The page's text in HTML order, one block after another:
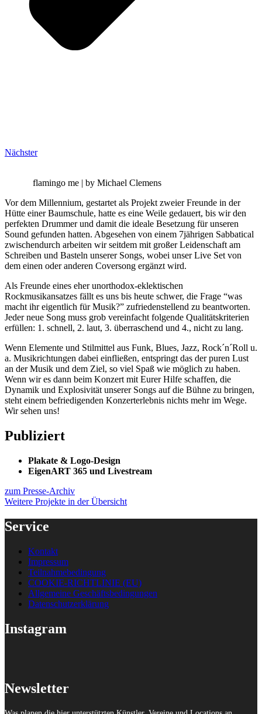
Nächster
flamingo me | by Michael Clemens
Vor dem Millennium, gestartet als Projekt zweier Freunde in der
Hütte einer Baumschule, hatte es eine Weile gedauert, bis wir den
perfekten Drummer und damit die ideale Besetzung für unseren
Sound gefunden hatten. Abgesehen von einem 7jährigen Sabbatical
zwischendurch arbeiten wir seitdem mit großer Leidenschaft am
Schreiben und Basteln unserer Songs, wobei unser Live Set von
dem einen oder anderen Coversong ergänzt wird.
Als Freunde eines eher unorthodox-eklektischen
Rockmusikansatzes fällt es uns bis heute schwer, die Frage “was
macht ihr eigentlich für Musik?” zufriedenstellend zu beantworten.
Jeder neue Song muss grob vereinfacht folgende Qualitätskriterien
erfüllen: 1. schnell, 2. laut, 3. überraschend und 4., nicht zu lang.
Wenn Elemente und Stilmittel aus Funk, Blues, Jazz, Rock´n´Roll u.
a. Musikrichtungen dabei einfließen, entspringt das der puren Lust
an der Musik und dem Ziel, so viel Spaß wie möglich zu haben.
Wenn wir es dann beim Konzert mit Eurer Hilfe schaffen, die
Dynamik und Explosivität unserer Songs auf die Bühne zu bringen,
steht einem befriedigenden Konzerterlebnis nichts mehr im Wege.
Wir sehen uns!
Publiziert
Plakate & Logo-Design
EigenART 365 und Livestream
zum Presse-Archiv
Weitere Projekte in der Übersicht
Service
Kontakt
Impressum
Teilnahmebedingung
COOKIE-RICHTLINIE (EU)
Allgemeine Geschäftsbedingungen
Datenschutzerklärung
Instagram
Newsletter